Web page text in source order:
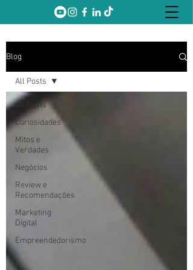
Blog
All Posts
Curiosidades
Mitos e
Verdades
Negócios
Review e
Recomendações
Marketing
Digital
Empreendedorismo
All Posts